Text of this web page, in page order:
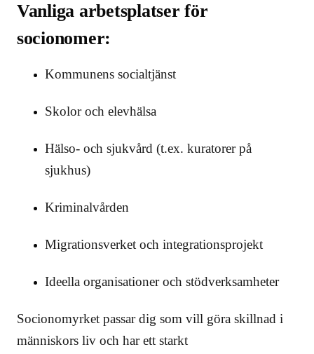
Vanliga arbetsplatser för
socionomer:
Kommunens socialtjänst
Skolor och elevhälsa
Hälso- och sjukvård (t.ex. kuratorer på
sjukhus)
Kriminalvården
Migrationsverket och integrationsprojekt
Ideella organisationer och stödverksamheter
Socionomyrket passar dig som vill göra skillnad i
människors liv och har ett starkt